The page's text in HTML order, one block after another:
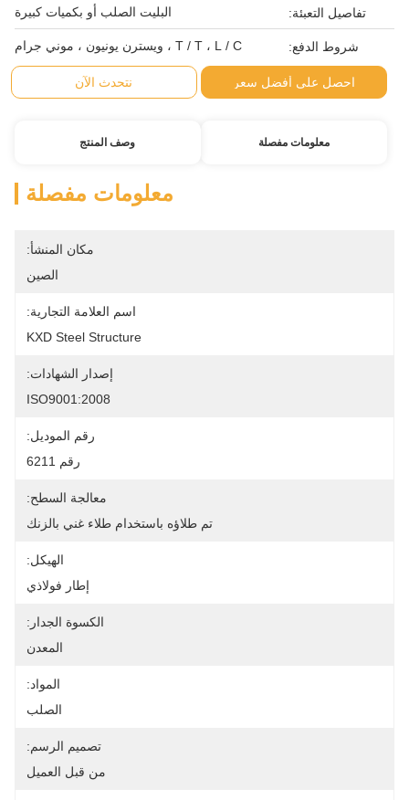
تفاصيل التعبئة: البليت الصلب أو بكميات كبيرة
شروط الدفع: T / T ، L / C ، ويسترن يونيون ، موني جرام
احصل على أفضل سعر نتحدث الآن
معلومات مفصلة وصف المنتج
معلومات مفصلة
مكان المنشأ:
الصين
اسم العلامة التجارية:
KXD Steel Structure
إصدار الشهادات:
ISO9001:2008
رقم الموديل:
رقم 6211
معالجة السطح:
تم طلاؤه باستخدام طلاء غني بالزنك
الهيكل:
إطار فولاذي
الكسوة الجدار:
المعدن
المواد:
الصلب
تصميم الرسم:
من قبل العميل